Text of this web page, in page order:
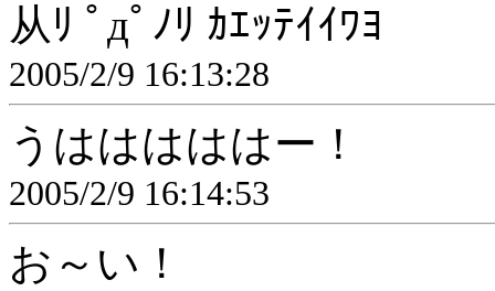
从ﾘ ﾟдﾟﾉﾘ ｶｴｯﾃｲｲﾜﾖ
2005/2/9 16:13:28
うはははははー！
2005/2/9 16:14:53
お～い！